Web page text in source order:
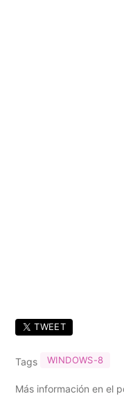
TWEET
Tags WINDOWS-8
Más información en el